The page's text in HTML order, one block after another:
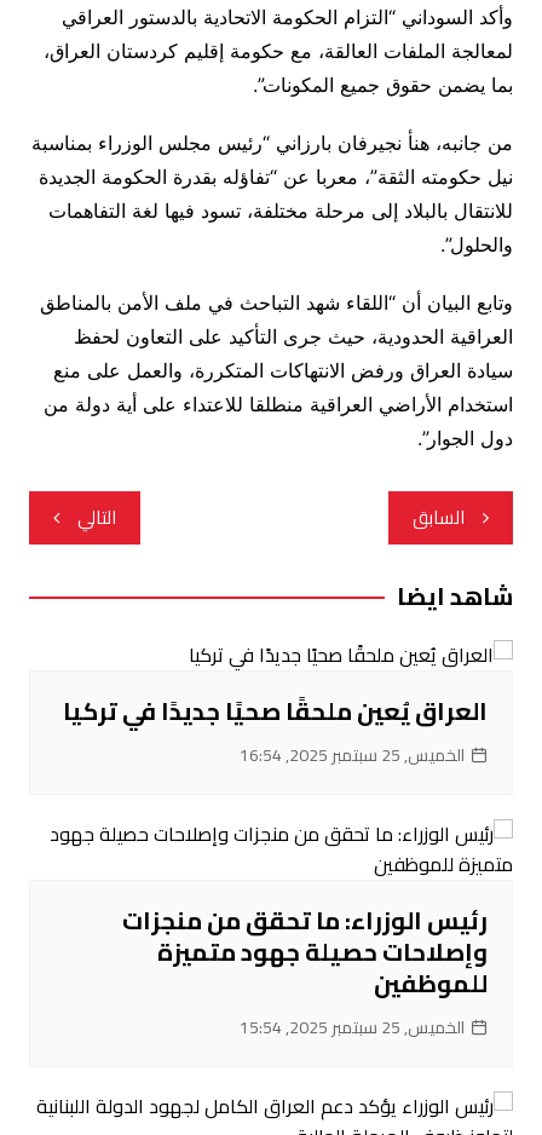
وأكد السوداني “التزام الحكومة الاتحادية بالدستور العراقي
لمعالجة الملفات العالقة، مع حكومة إقليم كردستان العراق،
بما يضمن حقوق جميع المكونات”.
من جانبه، هنأ نجيرفان بارزاني “رئيس مجلس الوزراء بمناسبة
نيل حكومته الثقة”، معربا عن “تفاؤله بقدرة الحكومة الجديدة
للانتقال بالبلاد إلى مرحلة مختلفة، تسود فيها لغة التفاهمات
والحلول”.
وتابع البيان أن “اللقاء شهد التباحث في ملف الأمن بالمناطق
العراقية الحدودية، حيث جرى التأكيد على التعاون لحفظ
سيادة العراق ورفض الانتهاكات المتكررة، والعمل على منع
استخدام الأراضي العراقية منطلقا للاعتداء على أية دولة من
دول الجوار”.
تصفّح
المقالات
السابق التالي
شاهد ايضا
العراق يُعين ملحقًا صحيًا جديدًا في تركيا
الخميس, 25 سبتمبر 2025, 16:54
رئيس الوزراء: ما تحقق من منجزات
وإصلاحات حصيلة جهود متميزة
للموظفين
الخميس, 25 سبتمبر 2025, 15:54